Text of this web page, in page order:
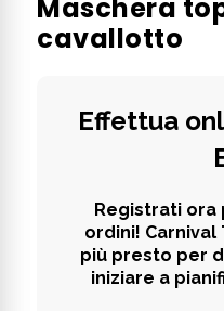
Maschera
cavallotto
Effettua
Registrati
ordini!
più presto per
iniziare a